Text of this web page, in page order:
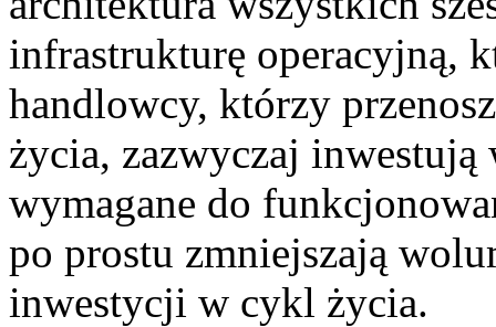
infrastrukturę operacyjną,
handlowcy, którzy
życia, zazwyczaj
wymagane do
po prostu zmniejszają
inwestycji w cykl życia.